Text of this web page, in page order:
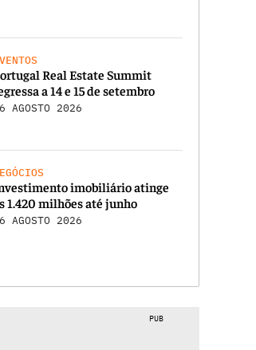
Real Estate Summit
a 14 e 15 de setembro
AGOSTO 2026
imobiliário atinge
1.420 milhões até junho
AGOSTO 2026
PUB